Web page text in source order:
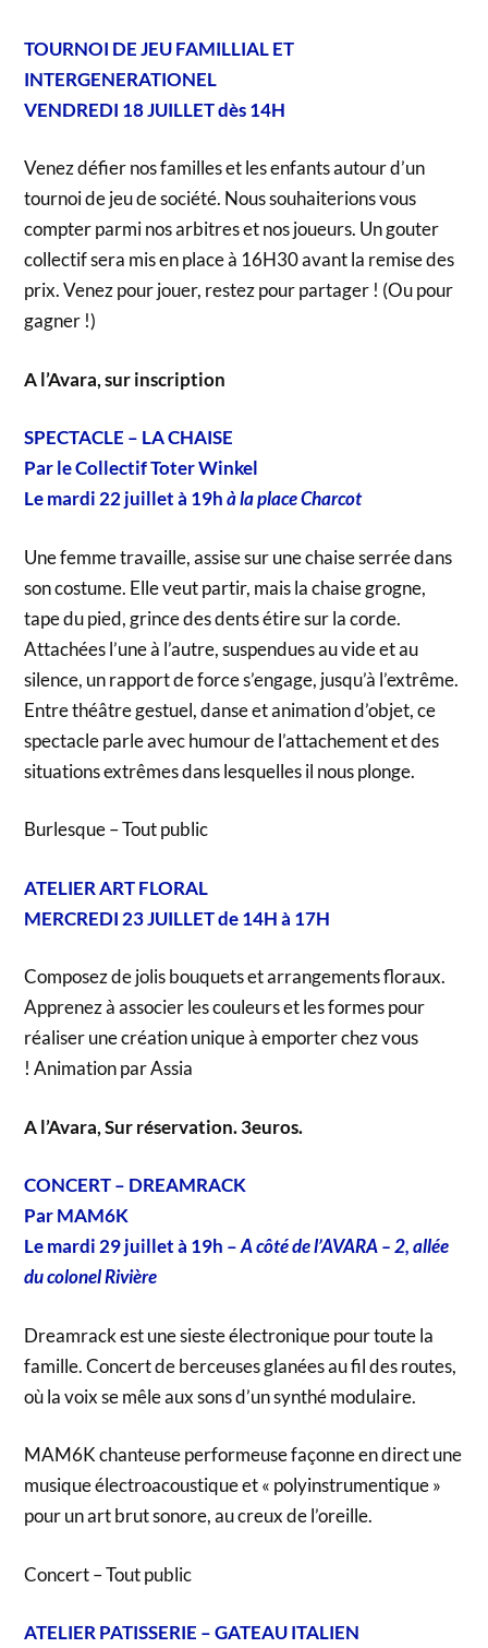
TOURNOI DE JEU FAMILLIAL ET
INTERGENERATIONEL
VENDREDI 18 JUILLET dès 14H
Venez défier nos familles et les enfants autour d’un
tournoi de jeu de société. Nous souhaiterions vous
compter parmi nos arbitres et nos joueurs. Un gouter
collectif sera mis en place à 16H30 avant la remise des
prix. Venez pour jouer, restez pour partager ! (Ou pour
gagner !)
A l’Avara, sur inscription
SPECTACLE – LA CHAISE
Par le Collectif Toter Winkel
Le mardi 22 juillet à 19hà la place Charcot
Une femme travaille, assise sur une chaise serrée dans
son costume. Elle veut partir, mais la chaise grogne,
tape du pied, grince des dents étire sur la corde.
Attachées l’une à l’autre, suspendues au vide et au
silence, un rapport de force s’engage, jusqu’à l’extrême.
Entre théâtre gestuel, danse et animation d’objet, ce
spectacle parle avec humour de l’attachement et des
situations extrêmes dans lesquelles il nous plonge.
Burlesque – Tout public
ATELIER ART FLORAL
MERCREDI 23 JUILLET de 14H à 17H
Composez de jolis bouquets et arrangements floraux.
Apprenez à associer les couleurs et les formes pour
réaliser une création unique à emporter chez vous
! Animation par Assia
A l’Avara, Sur réservation. 3euros.
CONCERT – DREAMRACK
Par MAM6K
Le mardi 29 juillet à 19h –A côté de l’AVARA – 2, allée
du colonel Rivière
Dreamrack est une sieste électronique pour toute la
famille. Concert de berceuses glanées au fil des routes,
où la voix se mêle aux sons d’un synthé modulaire.
MAM6K chanteuse performeuse façonne en direct une
musique électroacoustique et « polyinstrumentique »
pour un art brut sonore, au creux de l’oreille.
Concert – Tout public
ATELIER PATISSERIE – GATEAU ITALIEN